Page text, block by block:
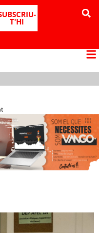
T'HI